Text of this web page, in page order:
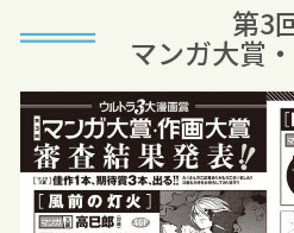
第3
マンガ大賞